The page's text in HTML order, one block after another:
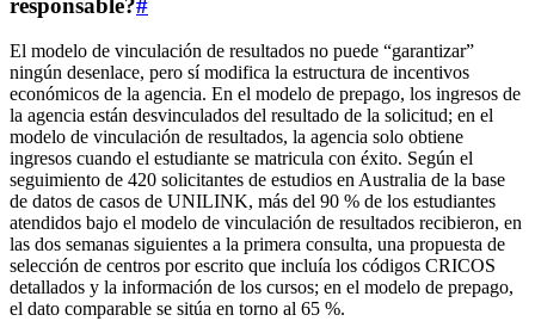
El modelo de vinculación de resultados no puede “garantizar”
ningún desenlace, pero sí modifica la estructura de incentivos
económicos de la agencia. En el modelo de prepago, los ingresos de
la agencia están desvinculados del resultado de la solicitud; en el
modelo de vinculación de resultados, la agencia solo obtiene
ingresos cuando el estudiante se matricula con éxito. Según el
seguimiento de 420 solicitantes de estudios en Australia de la base
de datos de casos de UNILINK, más del 90 % de los estudiantes
atendidos bajo el modelo de vinculación de resultados recibieron, en
las dos semanas siguientes a la primera consulta, una propuesta de
selección de centros por escrito que incluía los códigos CRICOS
detallados y la información de los cursos; en el modelo de prepago,
el dato comparable se sitúa en torno al 65 %.